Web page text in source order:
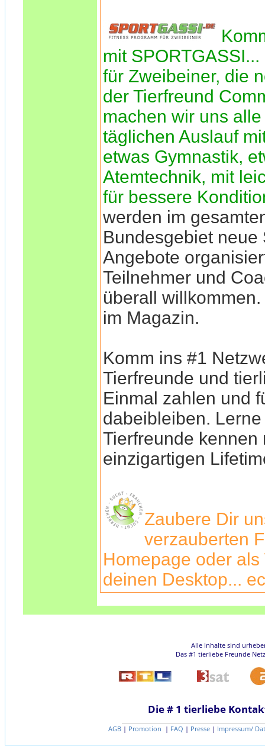
mit
für Zweibeiner, die
der Tierfreund
machen wir uns
täglichen Auslauf
etwas Gymnastik,
Atemtechnik, mit
für bessere
werden im
Bundesgebiet neue
Angebote
Teilnehmer und
überall
im Magazin.
Komm ins #1
Tierfreunde und
Einmal zahlen und
dabeibleiben.
Tierfreunde kennen
einzigartigen
Zaubere Dir
verzauberten
Homepage oder
deinen Desktop...
Alle Inhalte sind
Das #1 tierliebe Freunde
Die # 1 tierliebe
AGB | Promotion | FAQ | Presse | Impressum/